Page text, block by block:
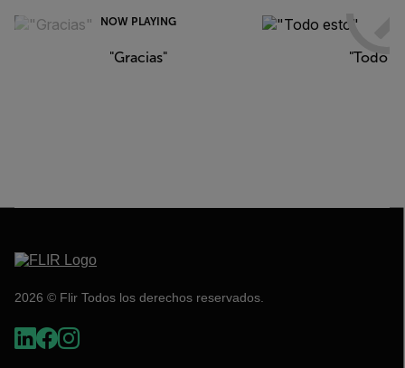
NOW PLAYING
"Gracias" "Todo
2026 © Flir Todos los derechos reservados.